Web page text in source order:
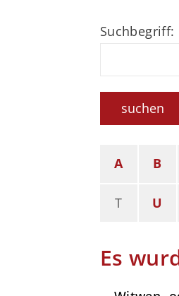
Suchbegriff:
suchen
A B
T U
Es